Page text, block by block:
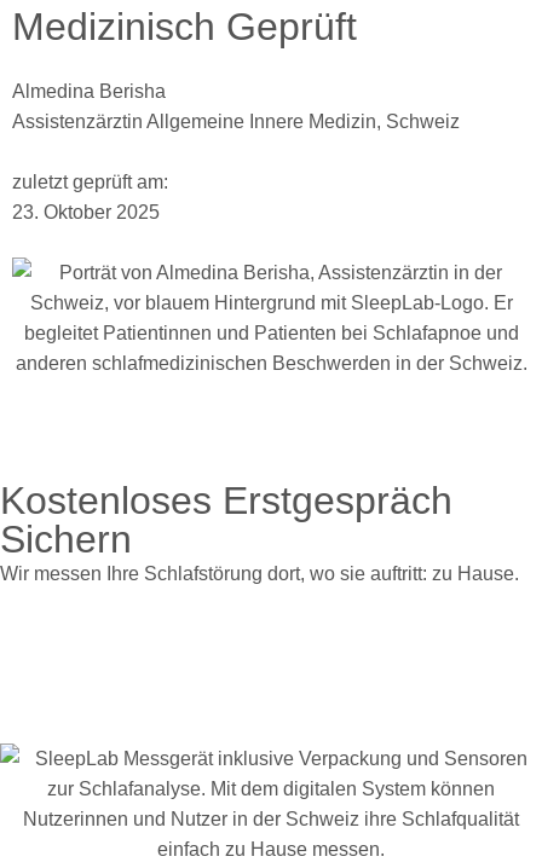
Medizinisch Geprüft
Almedina Berisha
Assistenzärztin Allgemeine Innere Medizin, Schweiz
zuletzt geprüft am:
23. Oktober 2025
Kostenloses Erstgespräch
Sichern
Wir messen Ihre Schlafstörung dort, wo sie auftritt: zu Hause.